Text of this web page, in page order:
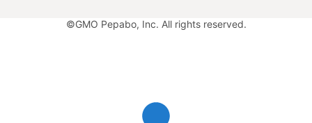
©GMO Pepabo, Inc. All rights reserved.